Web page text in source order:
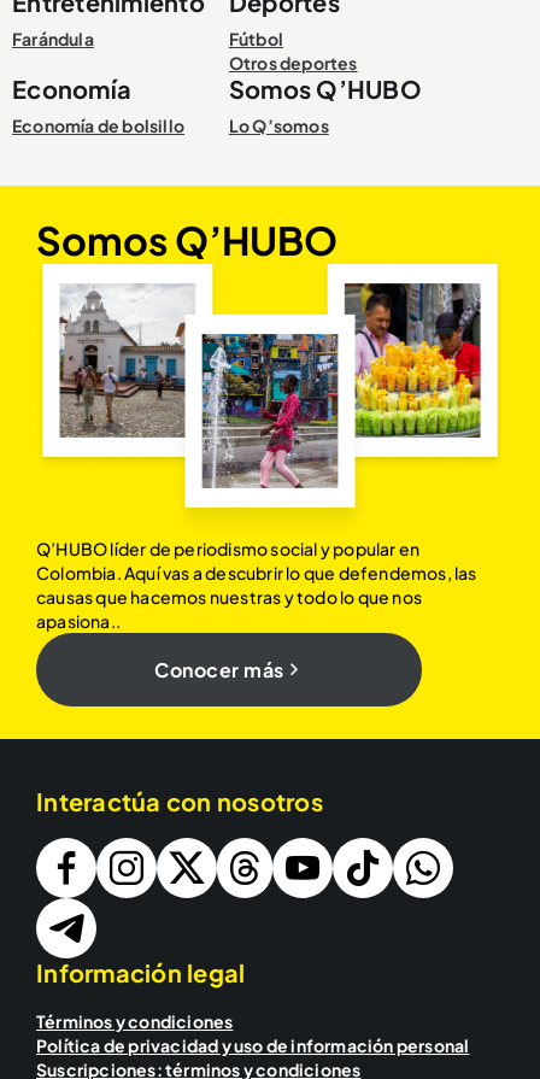
Farándula
Fútbol
Otros deportes
Economía
Economía de bolsillo
Somos Q’HUBO
Lo Q’somos
Somos Q’HUBO
Q’HUBO líder de periodismo social y popular en
Colombia. Aquí vas a descubrir lo que defendemos, las
causas que hacemos nuestras y todo lo que nos
apasiona..
Conocer más
Interactúa con nosotros
Información legal
Términos y condiciones
Política de privacidad y uso de información personal
Suscripciones: términos y condiciones